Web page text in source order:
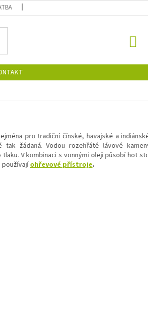
OCHRANA
pro tradiční čínské, havajské a
žádaná. Vodou rozehřáté lávové
V kombinaci s vonnými oleji působí hot
používajíohřevové přístroje.